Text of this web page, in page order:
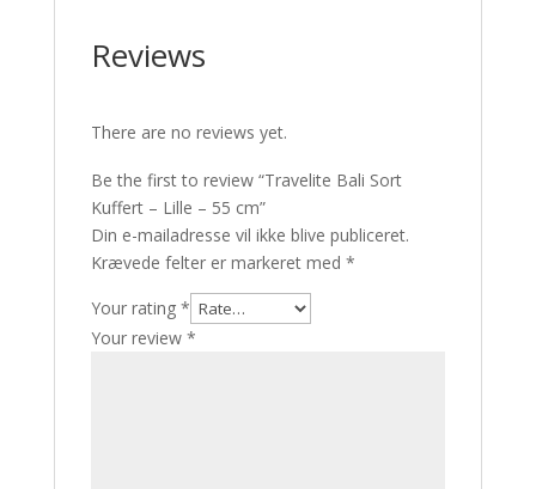
Reviews
There are no reviews yet.
Be the first to review “Travelite Bali Sort
Kuffert – Lille – 55 cm”
Din e-mailadresse vil ikke blive publiceret.
Krævede felter er markeret med *
Your rating *
Your review *